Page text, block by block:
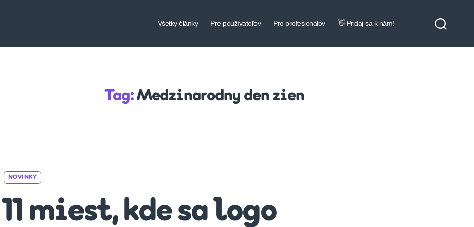
Všetky články Pre používateľov Pre profesionálov 👋 Pridaj sa k nám!
Tag: Medzinarodny den zien
NOVINKY
11 miest, kde sa logo